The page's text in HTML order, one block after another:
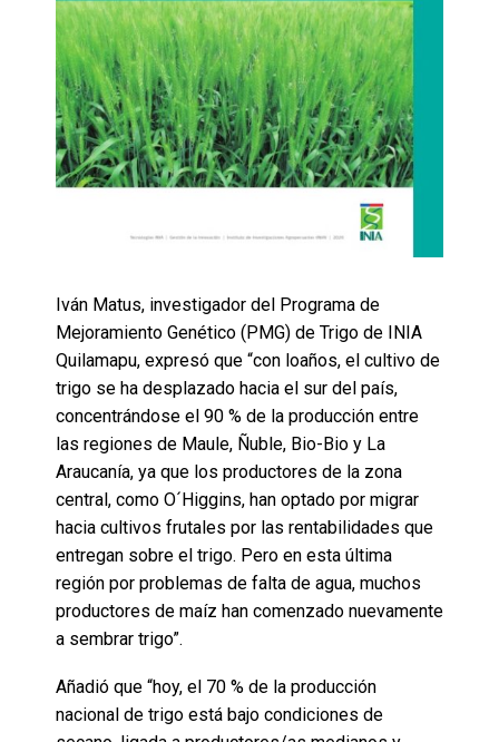
Iván Matus, investigador del Programa de
Mejoramiento Genético (PMG) de Trigo de INIA
Quilamapu, expresó que “con loaños, el cultivo de
trigo se ha desplazado hacia el sur del país,
concentrándose el 90 % de la producción entre
las regiones de Maule, Ñuble, Bio-Bio y La
Araucanía, ya que los productores de la zona
central, como O´Higgins, han optado por migrar
hacia cultivos frutales por las rentabilidades que
entregan sobre el trigo. Pero en esta última
región por problemas de falta de agua, muchos
productores de maíz han comenzado nuevamente
a sembrar trigo”.
Añadió que “hoy, el 70 % de la producción
nacional de trigo está bajo condiciones de